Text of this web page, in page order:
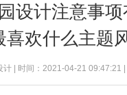
设计注意事
喜欢什么主题
计 | 时间：2021-04-21 09:47:21